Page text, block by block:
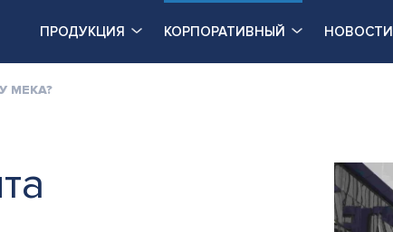
ПРОДУКЦИЯ КОРПОРАТИВНЫЙ НОВОСТИ
MEKA?